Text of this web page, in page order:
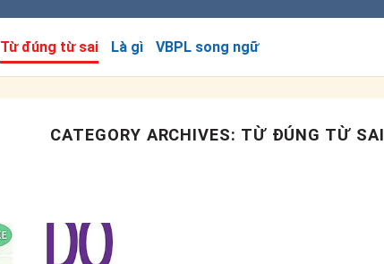
Từ đúng từ sai Là gì VBPL song ngữ
CATEGORY ARCHIVES: TỪ ĐÚNG TỪ SAI